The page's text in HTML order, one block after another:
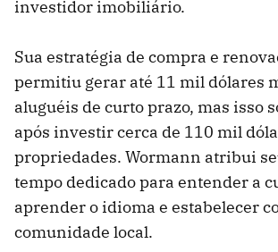
investidor imobiliário.
Sua estratégia de compra e
permitiu gerar até 11 mil dólares
aluguéis de curto prazo, mas isso
após investir cerca de 110 mil
propriedades. Wormann atribui
tempo dedicado para entender a
aprender o idioma e estabelecer
comunidade local.